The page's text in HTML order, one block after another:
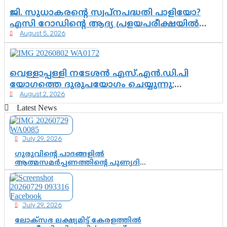
ജി. സുധാകരന്റെ സ്വപ്നപദ്ധതി പാളിയോ?
എസി റോഡിന്റെ ആദ്യ പ്രളയപരീക്ഷയിൽ
ഉയരുന്നത് ഗുരുതര ചോദ്യങ്ങൾ
August 5, 2026
വെള്ളാപ്പള്ളി നടേശൻ എസ്.എൻ.ഡി.പി
യോഗത്തെ ദുരുപയോഗം ചെയ്യുന്നു;
ശ്രീനാരായണ പ്രസ്ഥാനത്തെ കാർന്നുതിന്നുന്ന
വിഷവിത്ത്: ഗോകുലം ഗോപാലൻ
August 2, 2026
Latest News
July 29, 2026
ഗുരുവിന്റെ പാദങ്ങളിൽ
ആത്മസമർപ്പണത്തിന്റെ പുണ്യദിനം;
മാതാ അമൃതാനന്ദമയി മഠത്തിൽ
ഭക്തിസാന്ദ്രമായി ഗുരുപൂർണിമ
ആഘോഷം
July 29, 2026
ലോക്സഭ ലക്ഷ്യമിട്ട് കേരളത്തിൽ